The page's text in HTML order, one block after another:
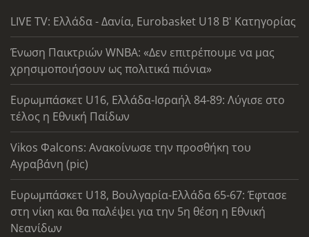
LIVE TV: Ελλάδα - Δανία, Eurobasket U18 Β' Κατηγορίας
Ένωση Παικτριών WNBA: «Δεν επιτρέπουμε να μας
χρησιμοποιήσουν ως πολιτικά πιόνια»
Ευρωμπάσκετ U16, Ελλάδα-Ισραήλ 84-89: Λύγισε στο
τέλος η Εθνική Παίδων
Vikos Φalcons: Ανακοίνωσε την προσθήκη του
Αγραβάνη (pic)
Ευρωμπάσκετ U18, Βουλγαρία-Ελλάδα 65-67: Έφτασε
στη νίκη και θα παλέψει για την 5η θέση η Εθνική
Νεανίδων